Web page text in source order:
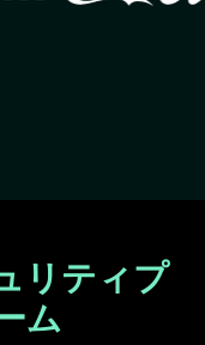
リティプ
ム